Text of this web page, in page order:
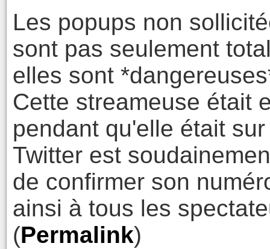
Les popups non
sont pas seulement
elles sont
Cette streameuse était
pendant qu'elle était
Twitter est
de confirmer son
ainsi à tous les
(Permalink)